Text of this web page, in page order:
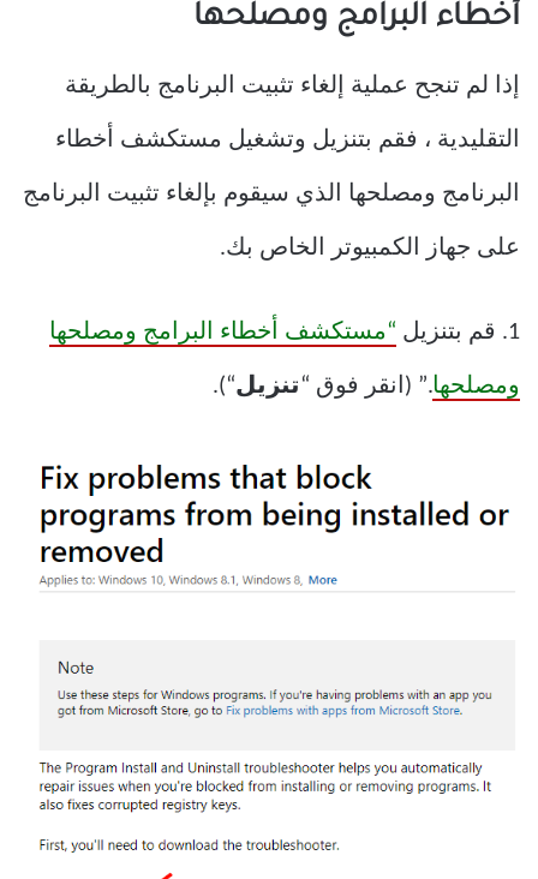
أخطاء البرامج ومصلحها
إذا لم تنجح عملية إلغاء تثبيت البرنامج بالطريقة
التقليدية ، فقم بتنزيل وتشغيل مستكشف أخطاء
البرنامج ومصلحها الذي سيقوم بإلغاء تثبيت البرنامج
على جهاز الكمبيوتر الخاص بك.
1. قم بتنزيل “مستكشف أخطاء البرامج ومصلحها
ومصلحها.” (انقر فوق “ تنزيل“).